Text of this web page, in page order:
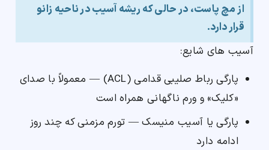
از مچ پاست، در حالی که ریشه آسیب در ناحیه زانو
قرار دارد.
آسیب های شایع:
پارگی رباط صلیبی قدامی (ACL) — معمولاً با صدای
«کلیک» و ورم ناگهانی همراه است
پارگی یا آسیب منیسک — تورم مزمنی که چند روز
ادامه دارد